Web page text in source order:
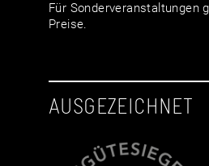
Für Sonderveranstaltungen
Preise.
AUSGEZEICHNET